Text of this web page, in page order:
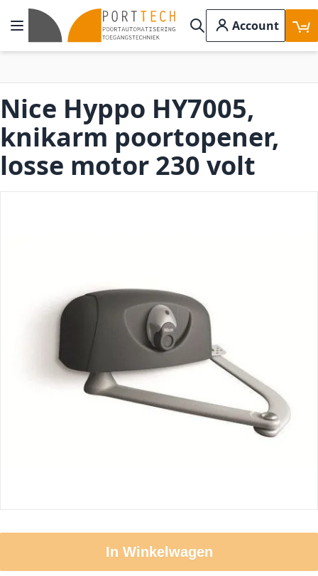
Ga naar de inhoud
Toggle Nav
Search
Account
In Winkelwagen
Nice Hyppo HY7005,
knikarm poortopener,
losse motor 230 volt